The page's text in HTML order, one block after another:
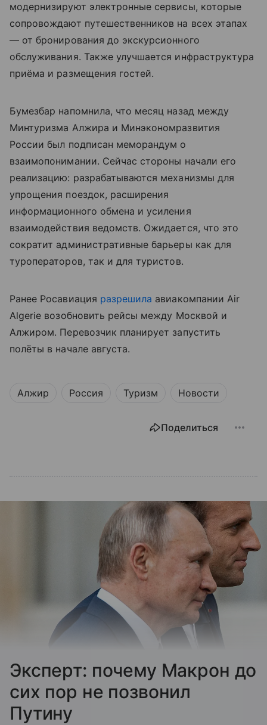
модернизируют электронные сервисы, которые
сопровождают путешественников на всех этапах
— от бронирования до экскурсионного
обслуживания. Также улучшается инфраструктура
приёма и размещения гостей.
Бумезбар напомнила, что месяц назад между
Минтуризма Алжира и Минэкономразвития
России был подписан меморандум о
взаимопонимании. Сейчас стороны начали его
реализацию: разрабатываются механизмы для
упрощения поездок, расширения
информационного обмена и усиления
взаимодействия ведомств. Ожидается, что это
сократит административные барьеры как для
туроператоров, так и для туристов.
Ранее Росавиация разрешила авиакомпании Air
Algerie возобновить рейсы между Москвой и
Алжиром. Перевозчик планирует запустить
полёты в начале августа.
Алжир Россия Туризм Новости
Поделиться
Эксперт: почему Макрон до
сих пор не позвонил
Путину